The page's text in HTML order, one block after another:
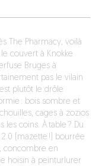
The Pharmacy, voilà
couvert à Knokke
Bruges à
pas le vilain
plutôt le drôle
: bois sombre et
cages à zozios
coins. À table ? Du
2.0 (mazette !) bourrée
concombre en
hoisin à peinturlurer